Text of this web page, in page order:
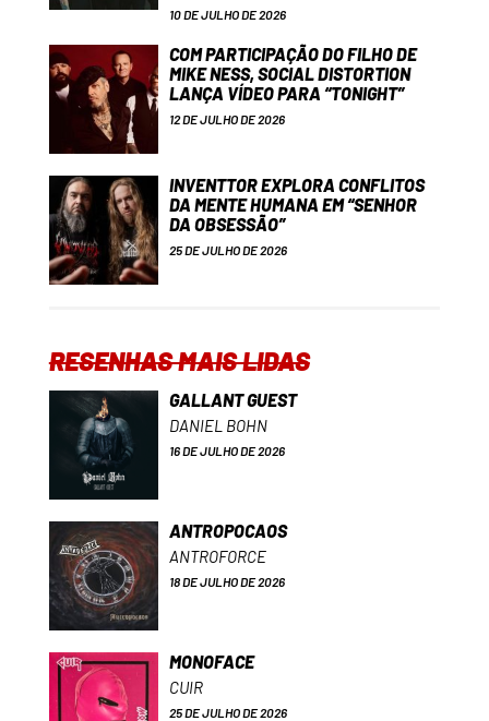
10 DE JULHO DE 2026
COM PARTICIPAÇÃO DO FILHO DE
MIKE NESS, SOCIAL DISTORTION
LANÇA VÍDEO PARA “TONIGHT”
12 DE JULHO DE 2026
INVENTTOR EXPLORA CONFLITOS
DA MENTE HUMANA EM “SENHOR
DA OBSESSÃO”
25 DE JULHO DE 2026
RESENHAS MAIS LIDAS
GALLANT GUEST
DANIEL BOHN
16 DE JULHO DE 2026
ANTROPOCAOS
ANTROFORCE
18 DE JULHO DE 2026
MONOFACE
CUIR
25 DE JULHO DE 2026